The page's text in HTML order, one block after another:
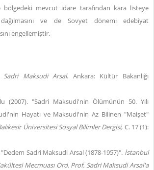
bölgedeki mevcut idare tarafından kara listeye
dağılmasını ve de Sovyet dönemi edebiyat
engellemiştir.
Sadri Maksudi Arsal. Ankara: Kültür Bakanlığı
(2007). "Sadri Maksudi'nin Ölümünün 50. Yılı
Hayatı ve Maksudi'nin Az Bilinen "Maişet"
Üniversitesi Sosyal Bilimler Dergisi, C. 17 (1):
Sadri Maksudi Arsal (1878-1957)". İstanbul
Mecmuası Ord. Prof. Sadri Maksudi Arsal'a